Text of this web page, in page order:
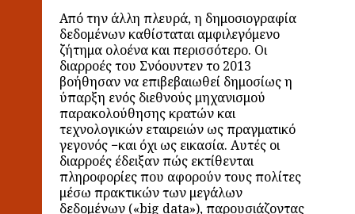
Από την άλλη πλευρά, η δημοσιογραφία
δεδομένων καθίσταται αμφιλεγόμενο
ζήτημα ολοένα και περισσότερο. Οι
διαρροές του Σνόουντεν το 2013
βοήθησαν να επιβεβαιωθεί δημοσίως η
ύπαρξη ενός διεθνούς μηχανισμού
παρακολούθησης κρατών και
τεχνολογικών εταιρειών ως πραγματικό
γεγονός −και όχι ως εικασία. Αυτές οι
διαρροές έδειξαν πώς εκτίθενται
πληροφορίες που αφορούν τους πολίτες
μέσω πρακτικών των μεγάλων
δεδομένων («big data»), παρουσιάζοντας